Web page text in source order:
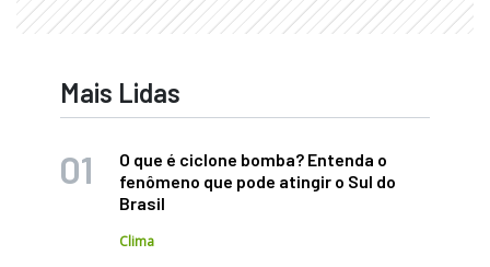
Mais Lidas
O que é ciclone bomba? Entenda o
fenômeno que pode atingir o Sul do
Brasil
Clima